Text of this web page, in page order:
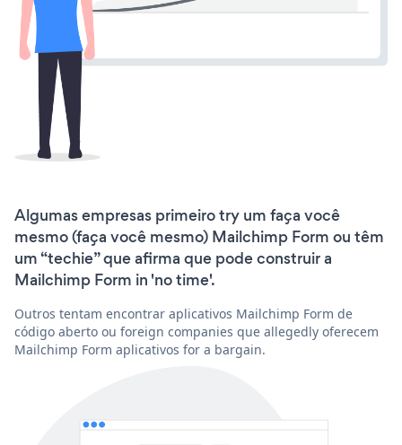
Algumas empresas primeiro try um faça você
mesmo (faça você mesmo) Mailchimp Form ou têm
um “techie” que afirma que pode construir a
Mailchimp Form in 'no time'.
Outros tentam encontrar aplicativos Mailchimp Form de
código aberto ou foreign companies que allegedly oferecem
Mailchimp Form aplicativos for a bargain.